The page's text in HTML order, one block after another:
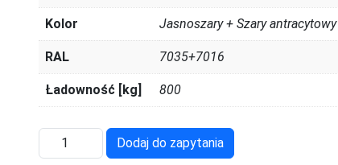
Kolor Jasnoszary + Szary antracytowy
RAL 7035+7016
Ładowność [kg] 800
ilość
MASTERWR2531
Dodaj do zapytania